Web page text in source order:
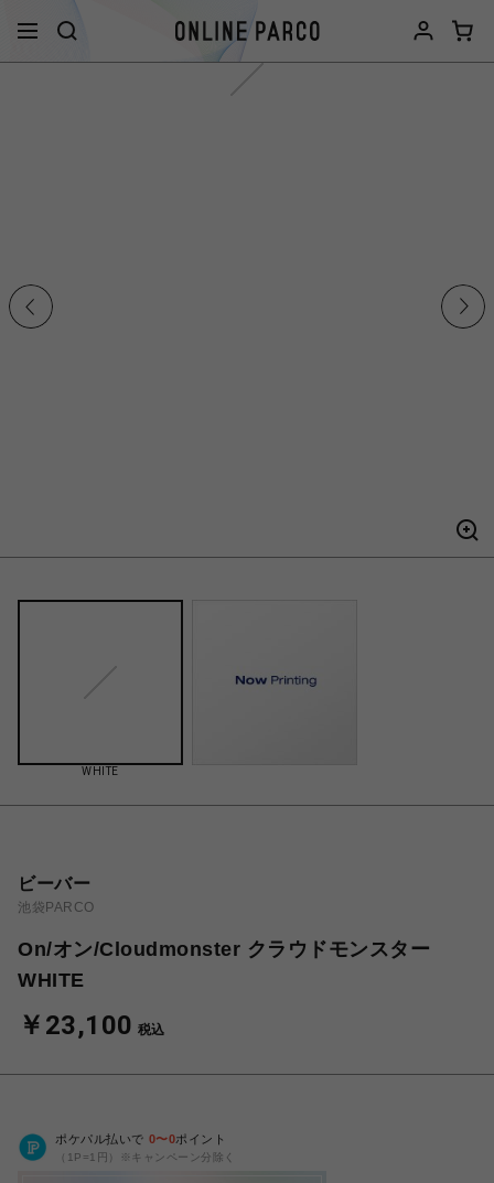
WHITE
ビーバー
池袋PARCO
On/オン/Cloudmonster クラウドモンスター
WHITE
￥23,100 税込
ポケパル払いで 0〜0ポイント
（1P=1円）※キャンペーン分除く